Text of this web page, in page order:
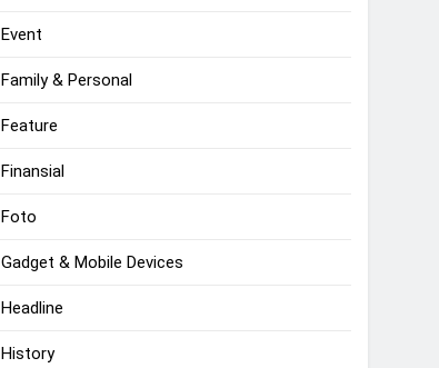
Event
Family & Personal
Feature
Finansial
Foto
Gadget & Mobile Devices
Headline
History